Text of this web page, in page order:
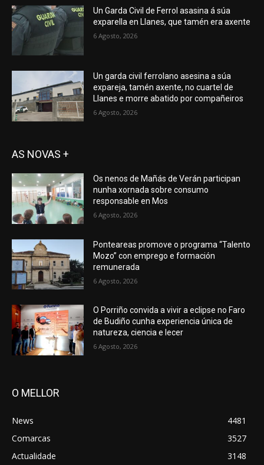
Un Garda Civil de Ferrol asasina á súa
exparella en Llanes, que tamén era axente
6 Agosto, 2026
Un garda civil ferrolano asesina a súa
expareja, tamén axente, no cuartel de
Llanes e morre abatido por compañeiros
6 Agosto, 2026
AS NOVAS +
Os nenos de Mañás de Verán participan
nunha xornada sobre consumo
responsable en Mos
6 Agosto, 2026
Ponteareas promove o programa “Talento
Mozo” con emprego e formación
remunerada
6 Agosto, 2026
O Porriño convida a vivir a eclipse no Faro
de Budiño cunha experiencia única de
natureza, ciencia e lecer
6 Agosto, 2026
O MELLOR
News
4481
Comarcas
3527
Actualidade
3148